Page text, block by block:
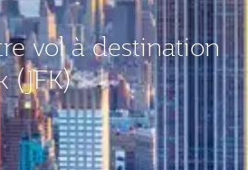
vol à destination
(JFK)